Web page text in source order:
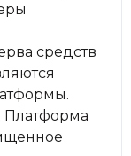
средств
Платформа